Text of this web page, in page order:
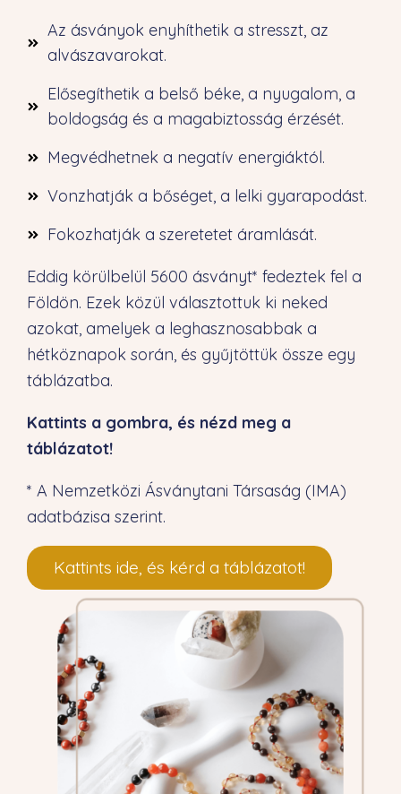
Az ásványok enyhíthetik a stresszt, az
alvászavarokat.
Elősegíthetik a belső béke, a nyugalom, a
boldogság és a magabiztosság érzését.
Megvédhetnek a negatív energiáktól.
Vonzhatják a bőséget, a lelki gyarapodást.
Fokozhatják a szeretetet áramlását.
Eddig körülbelül 5600 ásványt* fedeztek fel a
Földön. Ezek közül választottuk ki neked
azokat, amelyek a leghasznosabbak a
hétköznapok során, és gyűjtöttük össze egy
táblázatba.
Kattints a gombra, és nézd meg a
táblázatot!
* A Nemzetközi Ásványtani Társaság (IMA)
adatbázisa szerint.
Kattints ide, és kérd a táblázatot!